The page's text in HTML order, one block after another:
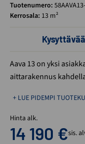
Tuotenumero:
Kerrosala: 13 m²
Aava 13 on yksi
aittarakennus
+ LUE PIDEMPI
Hinta alk.
14 190 €sis.